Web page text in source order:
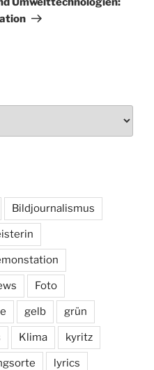
Bildjournalismus
Foto
gelb grün
Klima kyritz
lyrics